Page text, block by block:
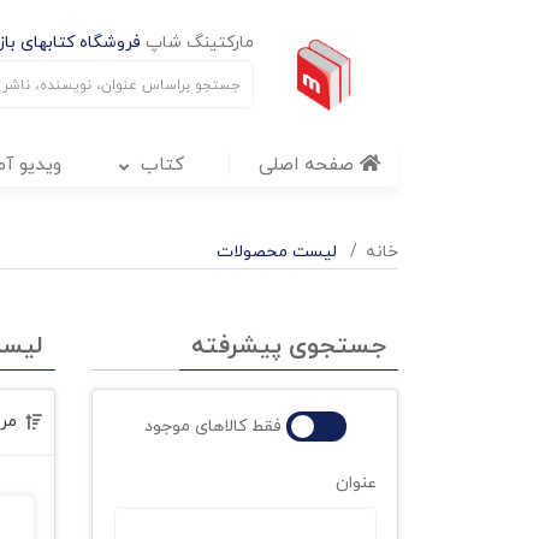
مارکتینگ شاپ فروشگاه کتابهای
صفحه اصلی کتاب ویدیو
خانه لیست محصولات
جستجوی پیشرفته
فقط کالاهای موجود
عنوان